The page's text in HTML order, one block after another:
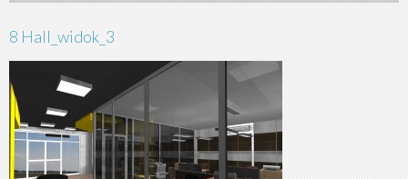
8 Hall_widok_3